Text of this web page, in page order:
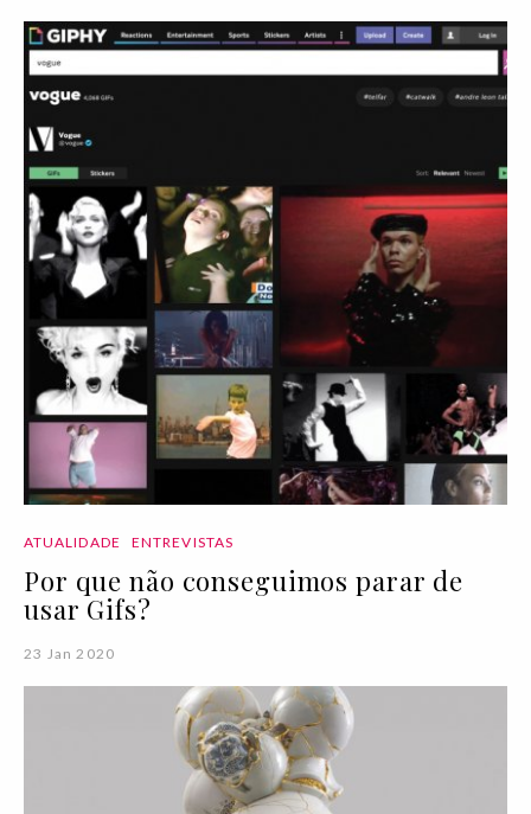
ATUALIDADE ENTREVISTAS
Por que não conseguimos parar de
usar Gifs?
23 Jan 2020